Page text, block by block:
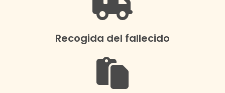
Recogida del fallecido